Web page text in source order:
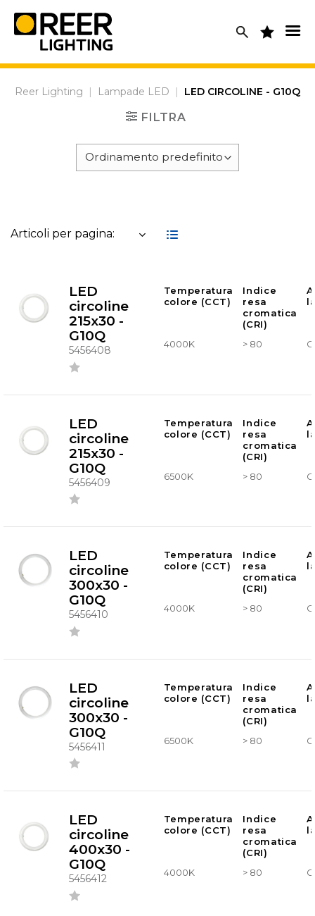
content
Reer Lighting | Lampade LED | LED CIRCOLINE - G10Q
FILTRA
Articoli per pagina:
LED
circoline
215x30 -
G10Q
5456408
Temperatura
colore (CCT)
Indice
resa
cromatica
(CRI)
4000K > 80
LED
circoline
215x30 -
G10Q
5456409
Temperatura
colore (CCT)
Indice
resa
cromatica
(CRI)
6500K > 80
LED
circoline
300x30 -
G10Q
5456410
Temperatura
colore (CCT)
Indice
resa
cromatica
(CRI)
4000K > 80
LED
circoline
300x30 -
G10Q
5456411
Temperatura
colore (CCT)
Indice
resa
cromatica
(CRI)
6500K > 80
LED
circoline
400x30 -
G10Q
5456412
Temperatura
colore (CCT)
Indice
resa
cromatica
(CRI)
4000K > 80